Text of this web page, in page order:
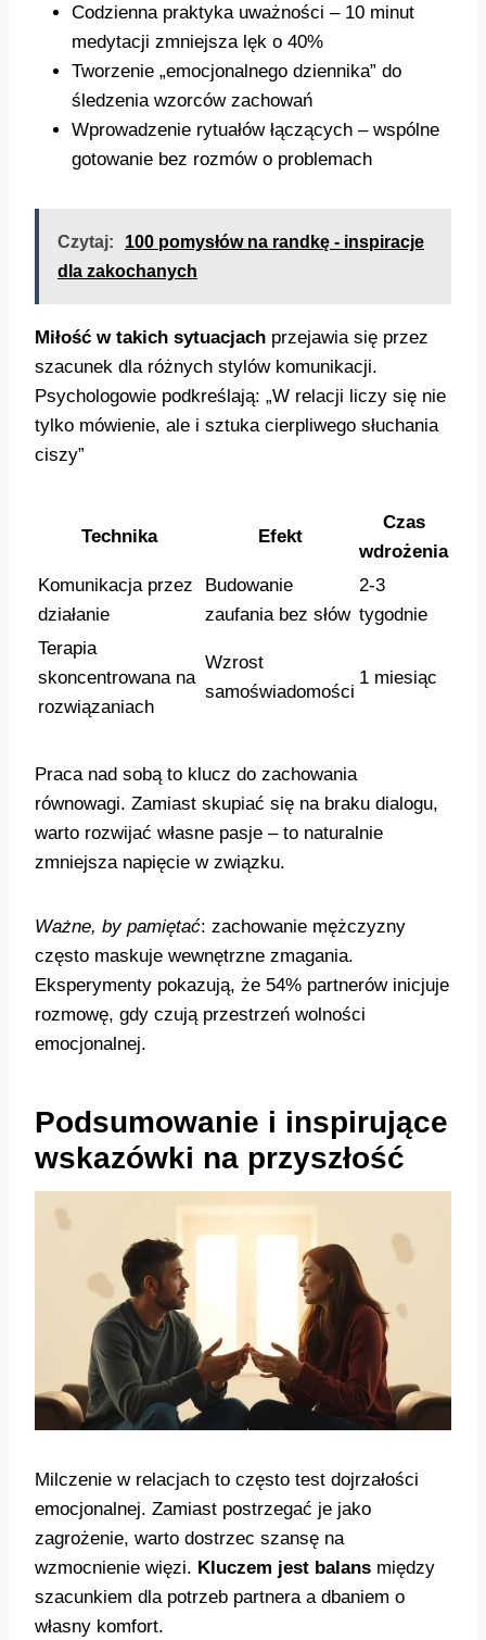
Codzienna praktyka uważności – 10 minut
medytacji zmniejsza lęk o 40%
Tworzenie „emocjonalnego dziennika” do
śledzenia wzorców zachowań
Wprowadzenie rytuałów łączących – wspólne
gotowanie bez rozmów o problemach
Czytaj:
100 pomysłów na randkę - inspiracje
dla zakochanych
Miłość w takich sytuacjach przejawia się przez
szacunek dla różnych stylów komunikacji.
Psychologowie podkreślają: „W relacji liczy się nie
tylko mówienie, ale i sztuka cierpliwego słuchania
ciszy”
Technika Efekt
Czas
wdrożenia
Komunikacja przez
działanie
Budowanie
zaufania bez słów
2-3
tygodnie
Terapia
skoncentrowana na
rozwiązaniach
Wzrost
samoświadomości
1 miesiąc
Praca nad sobą to klucz do zachowania
równowagi. Zamiast skupiać się na braku dialogu,
warto rozwijać własne pasje – to naturalnie
zmniejsza napięcie w związku.
Ważne, by pamiętać: zachowanie mężczyzny
często maskuje wewnętrzne zmagania.
Eksperymenty pokazują, że 54% partnerów inicjuje
rozmowę, gdy czują przestrzeń wolności
emocjonalnej.
Podsumowanie i inspirujące
wskazówki na przyszłość
Milczenie w relacjach to często test dojrzałości
emocjonalnej. Zamiast postrzegać je jako
zagrożenie, warto dostrzec szansę na
wzmocnienie więzi. Kluczem jest balans między
szacunkiem dla potrzeb partnera a dbaniem o
własny komfort.